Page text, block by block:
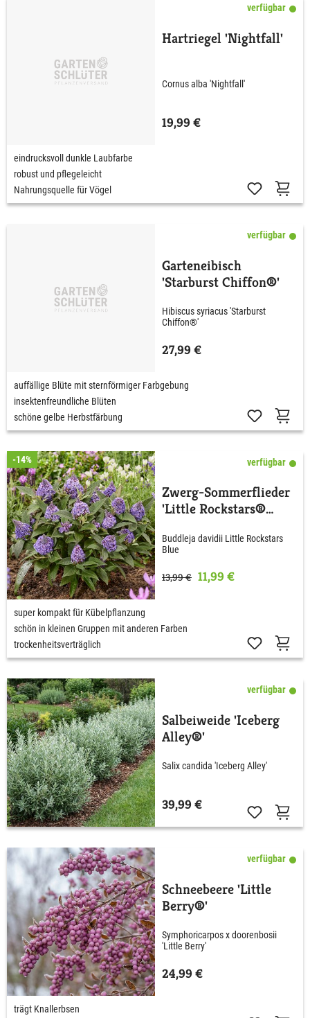
verfügbar
Hartriegel 'Nightfall'
Cornus alba 'Nightfall'
19,99 €
eindrucksvoll dunkle Laubfarbe
robust und pflegeleicht
Nahrungsquelle für Vögel
verfügbar
Garteneibisch
'Starburst Chiffon®'
Hibiscus syriacus 'Starburst
Chiffon®'
27,99 €
auffällige Blüte mit sternförmiger Farbgebung
insektenfreundliche Blüten
schöne gelbe Herbstfärbung
-14% verfügbar
Zwerg-Sommerflieder
'Little Rockstars®
Buddleja davidii Little Rockstars
Blue
13,99 € 11,99 €
super kompakt für Kübelpflanzung
schön in kleinen Gruppen mit anderen Farben
trockenheitsverträglich
verfügbar
Salbeiweide 'Iceberg
Alley®'
Salix candida 'Iceberg Alley'
39,99 €
verfügbar
Schneebeere 'Little
Berry®'
Symphoricarpos x doorenbosii
'Little Berry'
24,99 €
trägt Knallerbsen